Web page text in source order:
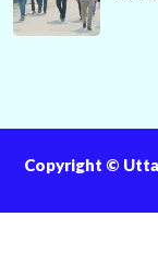
Copyright ©️